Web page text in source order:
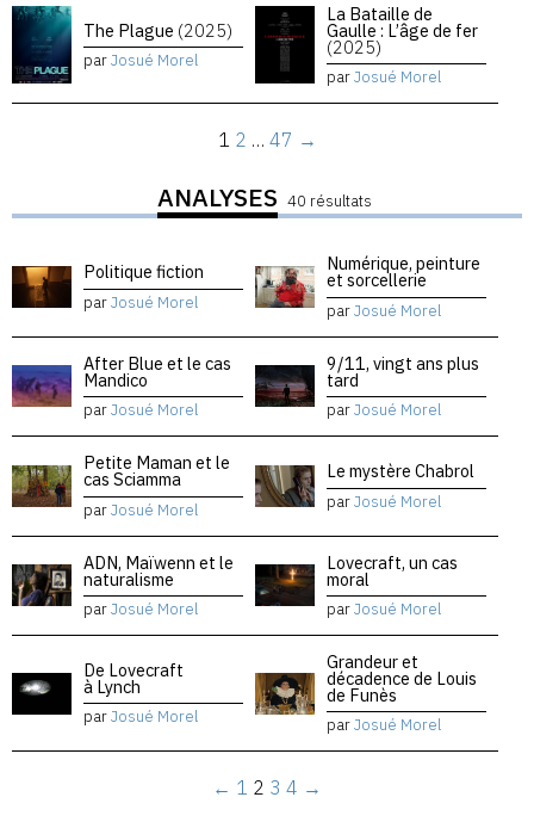
The Plague (2025)
parJosué Morel
La Bataille de
Gaulle : L’âge de fer
(2025)
parJosué Morel
1 2 … 47 →
ANALYSES 40 résultats
Politique fiction
parJosué Morel
Numérique, peinture
et sorcellerie
parJosué Morel
After Blue et le cas
Mandico
parJosué Morel
9/11, vingt ans plus
tard
parJosué Morel
Petite Maman et le
cas Sciamma
parJosué Morel
Le mystère Chabrol
parJosué Morel
ADN, Maïwenn et le
naturalisme
parJosué Morel
Lovecraft, un cas
moral
parJosué Morel
De Lovecraft
à Lynch
parJosué Morel
Grandeur et
décadence de Louis
de Funès
parJosué Morel
← 1 2 3 4 →